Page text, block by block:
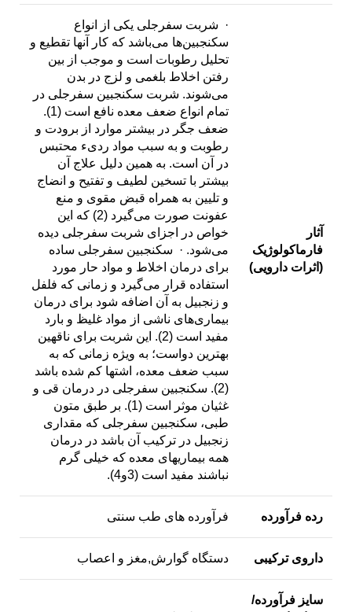
آثار
فارماکولوژیک
(اثرات دارویی)
· شربت سفرجلی یکی از انواع
سکنجبین‌ها می‌باشد که کار آنها تقطیع و
تحلیل رطوبات است و موجب از بین
رفتن اخلاط بلغمی و لزج در بدن
می‌شوند. شربت سکنجبین سفرجلى‏ در
تمام انواع ضعف معده نافع است (1)‏.
ضعف جگر در بیشتر موارد از برودت و
رطوبت و به سبب مواد ردىء محتبس
در آن است. به همین دلیل علاج آن
بیشتر با تسخین لطیف و تفتیح و انضاج
و تلیین به همراه قبض مقوى و منع
عفونت صورت می‌گیرد (2) که این
خواص در اجزای شربت سفرجلی دیده
می‌شود. · سکنجبین ‏سفرجلى‏ ساده
براى درمان اخلاط و مواد حار مورد
استفاده قرار می‌گیرد و زمانی که فلفل
و زنجبیل به آن اضافه شود براى درمان
بیماری‌های ناشی از مواد غلیظ و بارد
مفید است (2). این شربت براى ناقهین
بهترین دواست؛ به ویژه زمانی که به
سبب ضعف معده، اشتها کم شده باشد
(2). سکنجبین سفرجلی در درمان قی و
غثیان موثر است (1). بر طبق متون
طبی، سکنجبین‏ سفرجلى‏ که مقدارى
زنجبیل در ترکیب آن باشد در درمان
همه بیماری‏هاى معده که خیلی گرم
نباشند مفید است (3و4).
رده فرآورده فرآورده های طب سنتی
داروی ترکیبی دستگاه گوارش,مغز و اعصاب
سایز فرآورده/